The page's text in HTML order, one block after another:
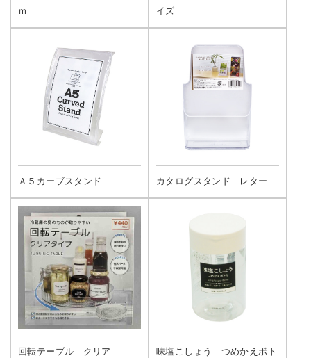
ｍ
イズ
Ａ５カーブスタンド カタログスタンド レター
回転テーブル クリア
味塩こしょう つめかえボト